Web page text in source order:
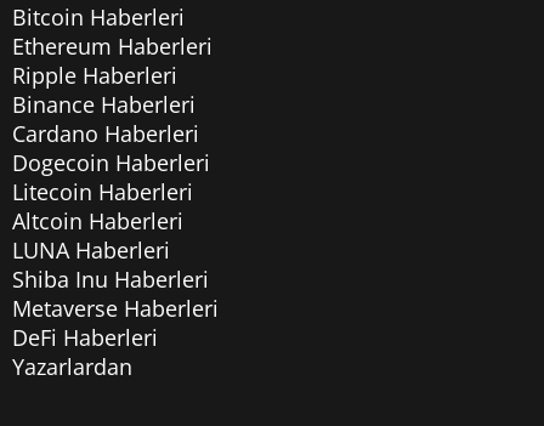
Bitcoin Haberleri
Ethereum Haberleri
Ripple Haberleri
Binance Haberleri
Cardano Haberleri
Dogecoin Haberleri
Litecoin Haberleri
Altcoin Haberleri
LUNA Haberleri
Shiba Inu Haberleri
Metaverse Haberleri
DeFi Haberleri
Yazarlardan